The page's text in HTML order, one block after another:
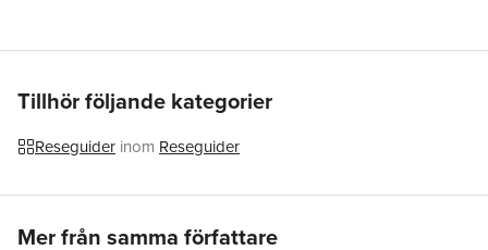
Förlag
Dumont Reise Vlg GmbH + C
ISBN
Tillhör följande kategorier
Reseguider inom Reseguider
Mer från samma författare